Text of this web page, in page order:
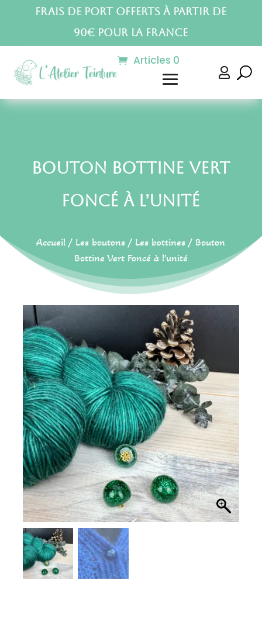
Frais de port offerts à partir de
90€ pour la France
Articles 0

Bouton Bottine Vert
Foncé à l’unité
Accueil / Les boutons / Les bottines / Bouton
Bottine Vert Foncé à l’unité